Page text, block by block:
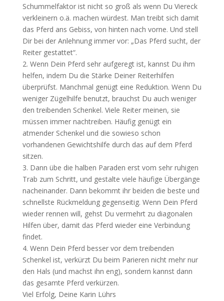
Schummelfaktor ist nicht so groß als wenn Du Viereck
verkleinern o.ä. machen würdest. Man treibt sich damit
das Pferd ans Gebiss, von hinten nach vorne. Und stell
Dir bei der Anlehnung immer vor: „Das Pferd sucht, der
Reiter gestattet“.
2. Wenn Dein Pferd sehr aufgeregt ist, kannst Du ihm
helfen, indem Du die Stärke Deiner Reiterhilfen
überprüfst. Manchmal genügt eine Reduktion. Wenn Du
weniger Zügelhilfe benutzt, brauchst Du auch weniger
den treibenden Schenkel. Viele Reiter meinen, sie
müssen immer nachtreiben. Häufig genügt ein
atmender Schenkel und die sowieso schon
vorhandenen Gewichtshilfe durch das auf dem Pferd
sitzen.
3. Dann übe die halben Paraden erst vom sehr ruhigen
Trab zum Schritt, und gestalte viele häufige Übergänge
nacheinander. Dann bekommt ihr beiden die beste und
schnellste Rückmeldung gegenseitig. Wenn Dein Pferd
wieder rennen will, gehst Du vermehrt zu diagonalen
Hilfen über, damit das Pferd wieder eine Verbindung
findet.
4. Wenn Dein Pferd besser vor dem treibenden
Schenkel ist, verkürzt Du beim Parieren nicht mehr nur
den Hals (und machst ihn eng), sondern kannst dann
das gesamte Pferd verkürzen.
Viel Erfolg, Deine Karin Lührs